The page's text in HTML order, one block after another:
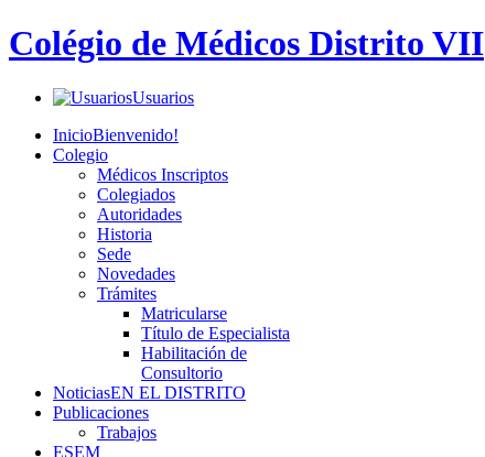
Colégio de Médicos Distrito VII
Usuarios
InicioBienvenido!
Colegio
Médicos Inscriptos
Colegiados
Autoridades
Historia
Sede
Novedades
Trámites
Matricularse
Título de Especialista
Habilitación de
Consultorio
NoticiasEN EL DISTRITO
Publicaciones
Trabajos
ESEM